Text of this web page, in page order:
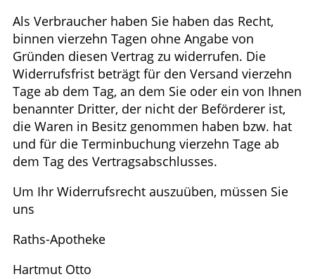
Als Verbraucher haben Sie haben das Recht,
binnen vierzehn Tagen ohne Angabe von
Gründen diesen Vertrag zu widerrufen. Die
Widerrufsfrist beträgt für den Versand vierzehn
Tage ab dem Tag, an dem Sie oder ein von Ihnen
benannter Dritter, der nicht der Beförderer ist,
die Waren in Besitz genommen haben bzw. hat
und für die Terminbuchung vierzehn Tage ab
dem Tag des Vertragsabschlusses.
Um Ihr Widerrufsrecht auszuüben, müssen Sie
uns
Raths-Apotheke
Hartmut Otto